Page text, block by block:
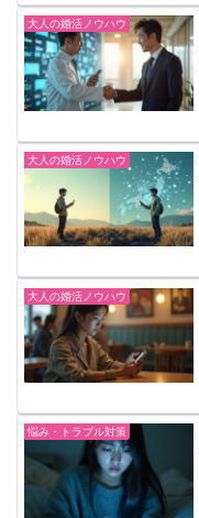
大人の婚活ノウハウ
大人の婚活ノウハウ
大人の婚活ノウハウ
悩み・トラブル対策